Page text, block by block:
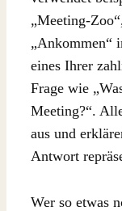
„Meeting-
„Ankommen“
eines Ihrer
Frage wie
Meeting?“.
aus und
Antwort
Wer so etwas